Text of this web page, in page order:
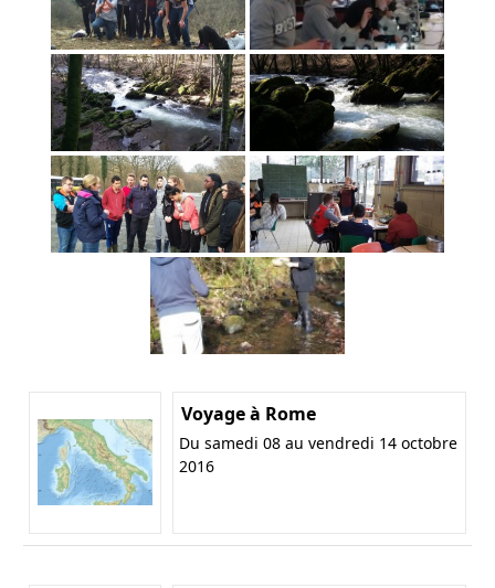
Voyage à Rome
Du samedi 08 au vendredi 14 octobre
2016